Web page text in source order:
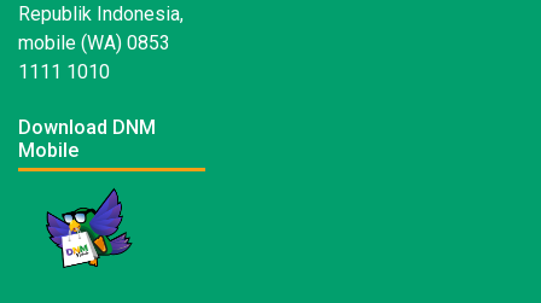
Republik Indonesia,
mobile (WA) 0853
1111 1010
Download DNM
Mobile